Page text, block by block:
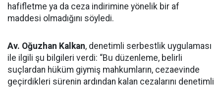
hafifletme ya da ceza indirimine yönelik bir af
maddesi olmadığını söyledi.
Av. Oğuzhan Kalkan, denetimli serbestlik uygulaması
ile ilgili şu bilgileri verdi: “Bu düzenleme, belirli
suçlardan hüküm giymiş mahkumların, cezaevinde
geçirdikleri sürenin ardından kalan cezalarını denetimli